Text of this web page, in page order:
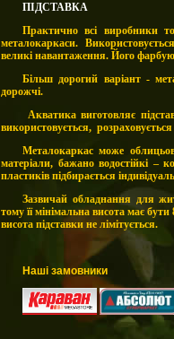
ПІДСТАВКА
Практично всі виробники
металокаркаси.
великі навантаження. Його
Більш дорогий варіант -
дорожчі.
Акватика виготовляє
використовується,
Металокаркас може
матеріали, бажано водостійкі –
пластиків підбирається
Зазвичай обладнання для
тому її мінімальна висота має
висота підставки не лімітується.
Наші замовники